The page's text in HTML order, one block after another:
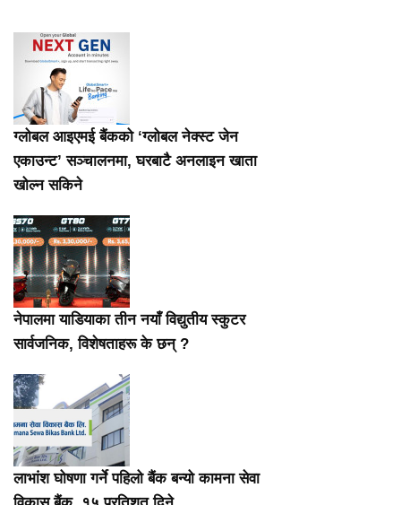
ग्लोबल आइएमई बैंकको ‘ग्लोबल नेक्स्ट जेन
एकाउन्ट’ सञ्चालनमा, घरबाटै अनलाइन खाता
खोल्न सकिने
नेपालमा याडियाका तीन नयाँ विद्युतीय स्कुटर
सार्वजनिक, विशेषताहरू के छन् ?
लाभांश घोषणा गर्ने पहिलो बैंक बन्यो कामना सेवा